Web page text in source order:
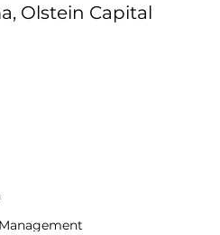
Olstein Capital